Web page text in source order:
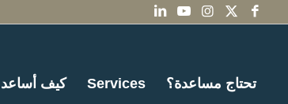
تحتاج مساعدة؟ Services كيف أساعد